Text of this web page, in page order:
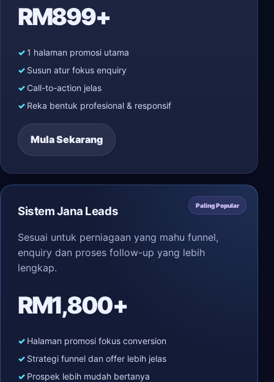
RM899+
1 halaman promosi utama
Susun atur fokus enquiry
Call-to-action jelas
Reka bentuk profesional & responsif
Mula Sekarang
Paling Popular
Sistem Jana Leads
Sesuai untuk perniagaan yang mahu funnel,
enquiry dan proses follow-up yang lebih
lengkap.
RM1,800+
Halaman promosi fokus conversion
Strategi funnel dan offer lebih jelas
Prospek lebih mudah bertanya